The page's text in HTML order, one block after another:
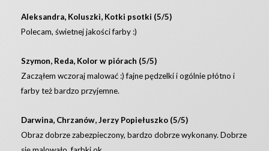
Aleksandra, Koluszki, Kotki psotki (5/5)
Polecam, świetnej jakości farby :)
Szymon, Reda, Kolor w piórach (5/5)
Zacząłem wczoraj malować :) fajne pędzelki i ogólnie płótno i
farby też bardzo przyjemne.
Darwina, Chrzanów, Jerzy Popiełuszko (5/5)
Obraz dobrze zabezpieczony, bardzo dobrze wykonany. Dobrze